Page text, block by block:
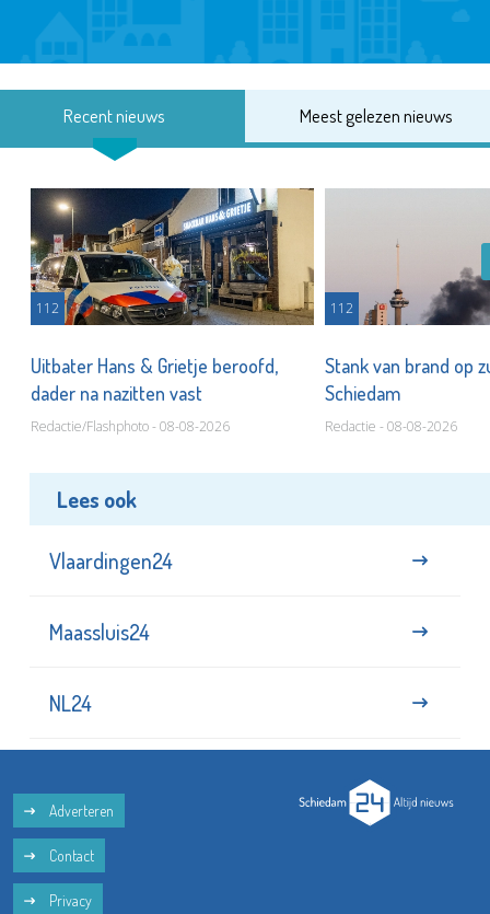
Recent nieuws Meest gelezen nieuws
112
Uitbater Hans & Grietje beroofd,
dader na nazitten vast
Redactie/Flashphoto - 08-08-2026
112
Stank van brand op
Schiedam
Redactie - 08-08-2026
Lees ook
Vlaardingen24
Maassluis24
NL24
Adverteren
Contact
Privacy